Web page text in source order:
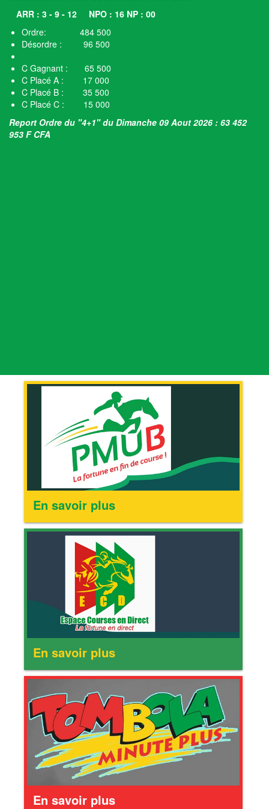
ARR : 3 - 9 - 12 NPO : 16 NP : 00
Ordre: 484 500
Désordre : 96 500
C Gagnant : 65 500
C Placé A : 17 000
C Placé B : 35 500
C Placé C : 15 000
Report Ordre du "4+1" du Dimanche 09 Aout 2026 : 63 452
953 F CFA
En savoir plus
En savoir plus
En savoir plus